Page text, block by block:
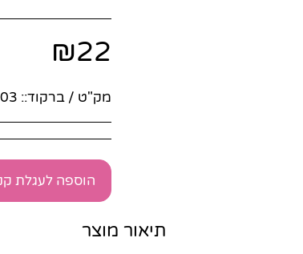
₪22
מק"ט / ברקוד::
הוספה לעגלת
תיאור מוצר